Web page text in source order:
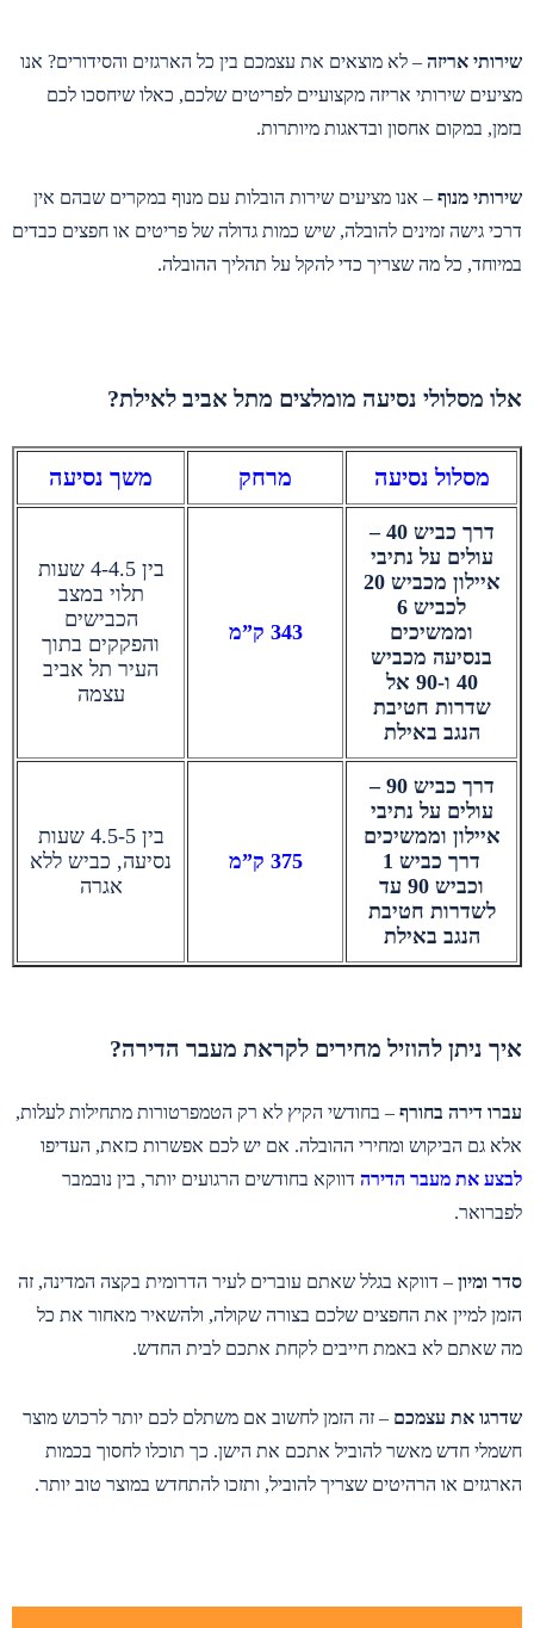
שירותי אריזה – לא מוצאים את עצמכם בין כל הארגזים והסידורים? אנו
מציעים שירותי אריזה מקצועיים לפריטים שלכם, כאלו שיחסכו לכם
בזמן, במקום אחסון ובדאגות מיותרות.
שירותי מנוף – אנו מציעים שירות הובלות עם מנוף במקרים שבהם אין
דרכי גישה זמינים להובלה, שיש כמות גדולה של פריטים או חפצים כבדים
במיוחד, כל מה שצריך כדי להקל על תהליך ההובלה.
אלו מסלולי נסיעה מומלצים מתל אביב לאילת?
מסלול נסיעה מרחק משך נסיעה
דרך כביש 40 –
עולים על נתיבי
איילון מכביש 20
לכביש 6
וממשיכים
בנסיעה מכביש
40 ו-90 אל
שדרות חטיבת
הנגב באילת
343 ק”מ
בין 4-4.5 שעות
תלוי במצב
הכבישים
והפקקים בתוך
העיר תל אביב
עצמה
דרך כביש 90 –
עולים על נתיבי
איילון וממשיכים
דרך כביש 1
וכביש 90 עד
לשדרות חטיבת
הנגב באילת
375 ק”מ
בין 4.5-5 שעות
נסיעה, כביש ללא
אגרה
איך ניתן להוזיל מחירים לקראת מעבר הדירה?
עברו דירה בחורף – בחודשי הקיץ לא רק הטמפרטורות מתחילות לעלות,
אלא גם הביקוש ומחירי ההובלה. אם יש לכם אפשרות כזאת, העדיפו
לבצע את מעבר הדירה דווקא בחודשים הרגועים יותר, בין נובמבר
לפברואר.
סדר ומיון – דווקא בגלל שאתם עוברים לעיר הדרומית בקצה המדינה, זה
הזמן למיין את החפצים שלכם בצורה שקולה, ולהשאיר מאחור את כל
מה שאתם לא באמת חייבים לקחת אתכם לבית החדש.
שדרגו את עצמכם – זה הזמן לחשוב אם משתלם לכם יותר לרכוש מוצר
חשמלי חדש מאשר להוביל אתכם את הישן. כך תוכלו לחסוך בכמות
הארגזים או הרהיטים שצריך להוביל, ותזכו להתחדש במוצר טוב יותר.